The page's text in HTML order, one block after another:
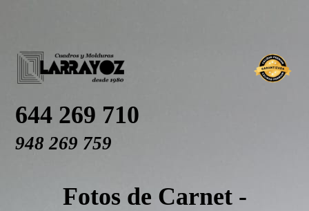
644 269 710
948 269 759
Fotos de Carnet -